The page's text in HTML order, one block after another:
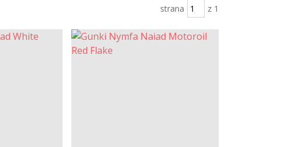
strana z 1